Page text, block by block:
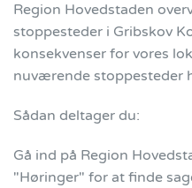
Region Hovedstaden
stoppesteder i Gribskov
konsekvenser for vores
nuværende stoppesteder
Sådan deltager du:
Gå ind på Region
"Høringer" for at finde